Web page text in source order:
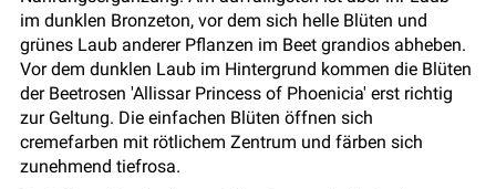
im dunklen Bronzeton, vor dem sich helle Blüten und
grünes Laub anderer Pflanzen im Beet grandios abheben.
Vor dem dunklen Laub im Hintergrund kommen die Blüten
der Beetrosen 'Allissar Princess of Phoenicia' erst richtig
zur Geltung. Die einfachen Blüten öffnen sich
cremefarben mit rötlichem Zentrum und färben sich
zunehmend tiefrosa.